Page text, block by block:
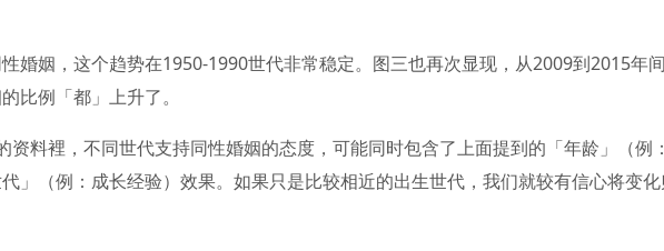
婚姻，这个趋势在1950-1990世代非常稳定。图三也再次显现，从2009到2015年间
比例「都」上升了。
资料裡，不同世代支持同性婚姻的态度，可能同时包含了上面提到的「年龄」（例：
」（例：成长经验）效果。如果只是比较相近的出生世代，我们就较有信心将变化